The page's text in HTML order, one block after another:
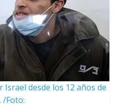
desde los 12 años de
/Foto: